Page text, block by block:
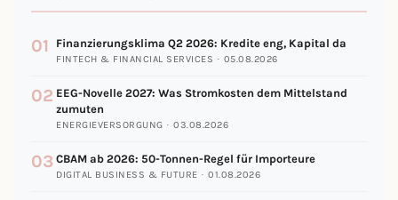
01 Finanzierungsklima Q2 2026: Kredite eng, Kapital da
FINTECH & FINANCIAL SERVICES · 05.08.2026
02 EEG-Novelle 2027: Was Stromkosten dem Mittelstand
zumuten
ENERGIEVERSORGUNG · 03.08.2026
03 CBAM ab 2026: 50-Tonnen-Regel für Importeure
DIGITAL BUSINESS & FUTURE · 01.08.2026